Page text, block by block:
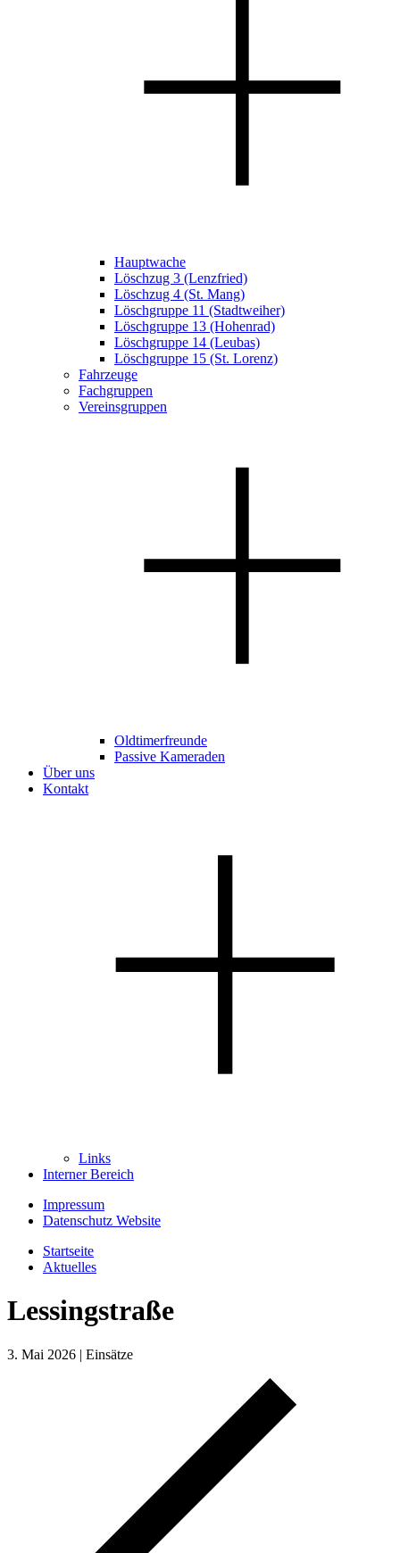
Hauptwache
Löschzug 3 (Lenzfried)
Löschzug 4 (St. Mang)
Löschgruppe 11 (Stadtweiher)
Löschgruppe 13 (Hohenrad)
Löschgruppe 14 (Leubas)
Löschgruppe 15 (St. Lorenz)
Fahrzeuge
Fachgruppen
Vereinsgruppen
Oldtimerfreunde
Passive Kameraden
Über uns
Kontakt
Links
Interner Bereich
Impressum
Datenschutz Website
Startseite
Aktuelles
Lessingstraße
3. Mai 2026 | Einsätze